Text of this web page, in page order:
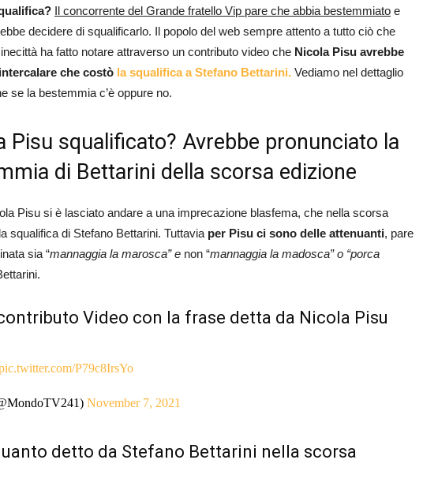
Il concorrente del Grande fratello Vip pare che abbia bestemmiato e
decidere di squalificarlo. Il popolo del web sempre attento a tutto ciò che
ha fatto notare attraverso un contributo video che Nicola Pisu avrebbe
che costò la squalifica a Stefano Bettarini. Vediamo nel dettaglio
se la bestemmia c’è oppure no.
Pisu squalificato? Avrebbe pronunciato la
di Bettarini della scorsa edizione
Pisu si è lasciato andare a una imprecazione blasfema, che nella scorsa
squalifica di Stefano Bettarini. Tuttavia per Pisu ci sono delle attenuanti, pare
sia “mannaggia la marosca” e non “mannaggia la madosca” o “porca
Video con la frase detta da Nicola Pisu
P79c8IrsYo
November 7, 2021
detto da Stefano Bettarini nella scorsa